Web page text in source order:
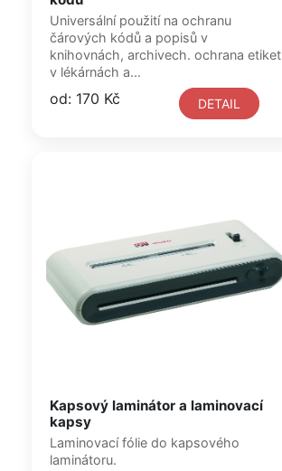
Universální použití na ochranu
čárových kódů a popisů v
knihovnách, archivech. ochrana etiket
v lékárnách a...
od: 170 Kč DETAIL
Kapsový laminátor a laminovací
kapsy
Laminovací fólie do kapsového
laminátoru.